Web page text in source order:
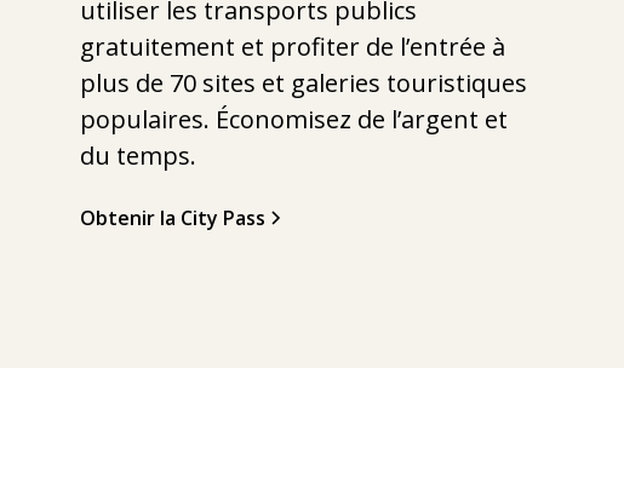
utiliser les transports publics
gratuitement et profiter de l’entrée à
plus de 70 sites et galeries touristiques
populaires. Économisez de l’argent et
du temps.
Obtenir la City Pass